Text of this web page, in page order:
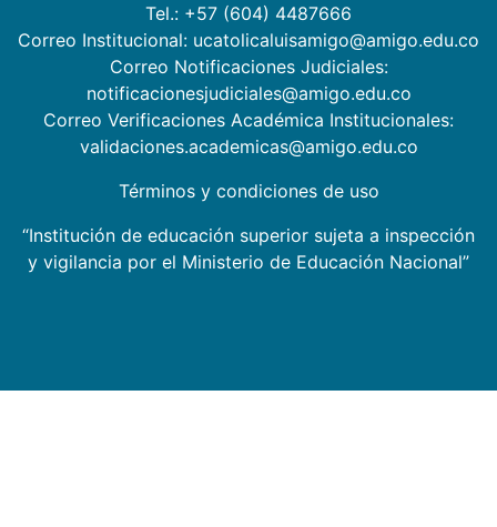
Tel.: +57 (604) 4487666
Correo Institucional: ucatolicaluisamigo@amigo.edu.co
Correo Notificaciones Judiciales:
notificacionesjudiciales@amigo.edu.co
Correo Verificaciones Académica Institucionales:
validaciones.academicas@amigo.edu.co
Términos y condiciones de uso
“Institución de educación superior sujeta a inspección
y vigilancia por el Ministerio de Educación Nacional”